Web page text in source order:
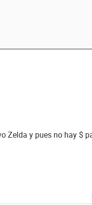
Zelda y pues no hay $